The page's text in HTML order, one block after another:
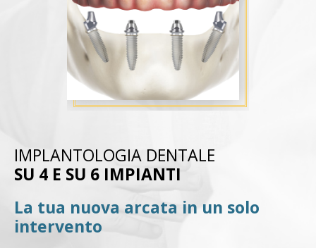
IMPLANTOLOGIA DENTALE
SU 4 E SU 6 IMPIANTI
La tua nuova arcata in un solo
intervento